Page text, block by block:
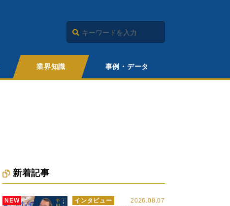
業界知識 事例・データ
新着記事
NEW 2026.08.07
インタビュー